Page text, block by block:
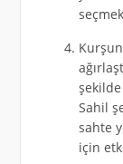
şekilde
Sahil
sahte
için